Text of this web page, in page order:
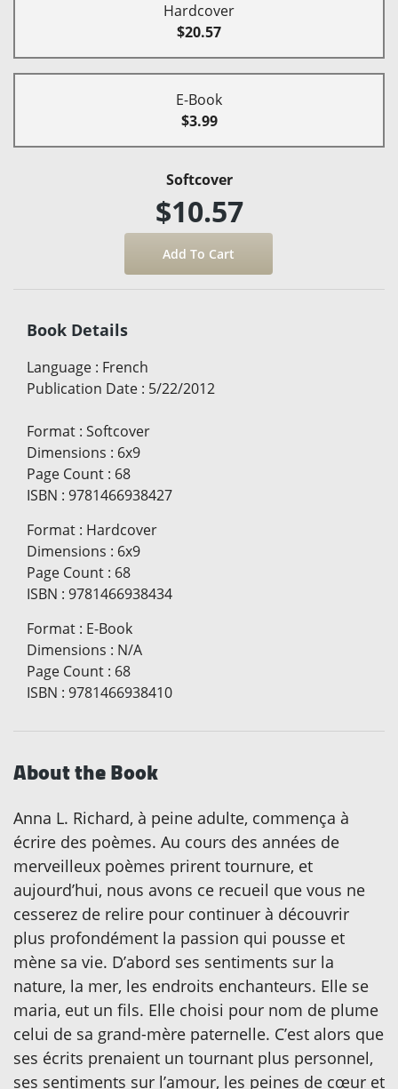
Hardcover
$20.57
E-Book
$3.99
Softcover
$10.57
Book Details
Language : French
Publication Date : 5/22/2012
Format : Softcover
Dimensions : 6x9
Page Count : 68
ISBN : 9781466938427
Format : Hardcover
Dimensions : 6x9
Page Count : 68
ISBN : 9781466938434
Format : E-Book
Dimensions : N/A
Page Count : 68
ISBN : 9781466938410
About the Book
Anna L. Richard, à peine adulte, commença à
écrire des poèmes. Au cours des années de
merveilleux poèmes prirent tournure, et
aujourd’hui, nous avons ce recueil que vous ne
cesserez de relire pour continuer à découvrir
plus profondément la passion qui pousse et
mène sa vie. D’abord ses sentiments sur la
nature, la mer, les endroits enchanteurs. Elle se
maria, eut un fils. Elle choisi pour nom de plume
celui de sa grand-mère paternelle. C’est alors que
ses écrits prenaient un tournant plus personnel,
ses sentiments sur l’amour, les peines de cœur et